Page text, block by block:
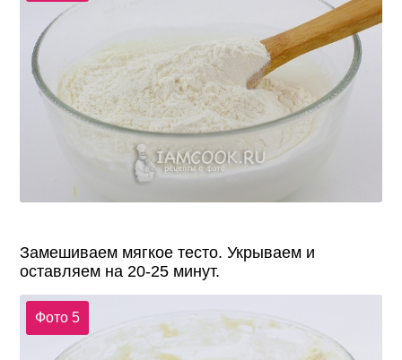
Замешиваем мягкое тесто. Укрываем и
оставляем на 20-25 минут.
Фото 5